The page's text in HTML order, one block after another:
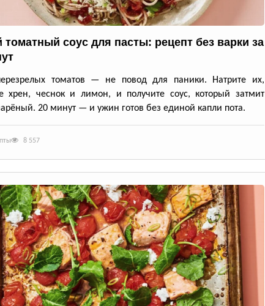
соус для пасты: рецепт без варки за
томатов — не повод для паники. Натрите их,
хрен, чеснок и лимон, и получите соус, который затмит
20 минут — и ужин готов без единой капли пота.
8 557